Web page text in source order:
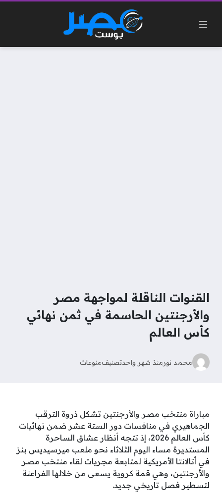
القنوات الناقلة لمواجهة مصر
والأرجنتين الحاسمة في ثمن نهائي
كأس العالم
محمد نورمنذ شهر واحدتصنيفمنوعات
مباراة منتخب مصر والأرجنتين تشكل ذروة الترقب
الجماهيري في منافسات دور الستة عشر ضمن نهائيات
كأس العالم 2026، إذ تتجه أنظار عشاق الساحرة
المستديرة مساء اليوم الثلاثاء نحو ملعب ميرسيديس بنز
في أتالانتا الأمريكية لمتابعة مجريات لقاء منتخب مصر
والأرجنتين، وهي قمة كروية يسعى من خلالها الفراعنة
لتسطير فصل تاريخي جديد.